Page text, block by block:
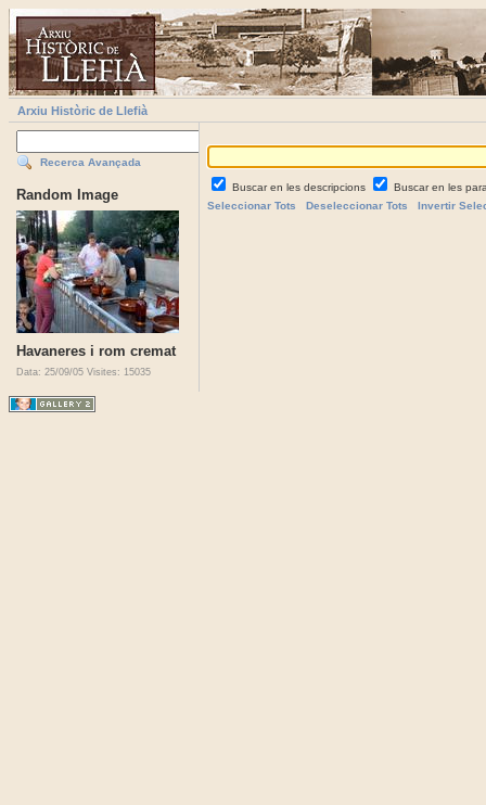
Arxiu Històric de Llefià
Recerca Avançada
Random Image
Havaneres i rom cremat
Data: 25/09/05 Visites: 15035
Buscar en les descripcions
Buscar en les
Seleccionar Tots
Deseleccionar Tots Invertir